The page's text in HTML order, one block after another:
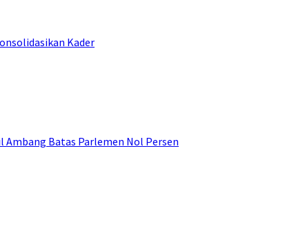
Kader
Ambang Batas Parlemen Nol Persen